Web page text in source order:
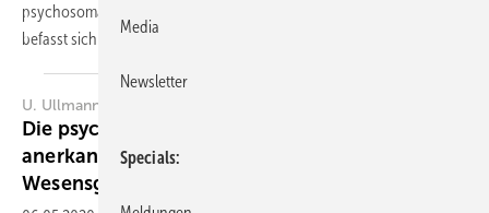
psychosomatischer Störungen (AWMF-Registernummer 051-029)
befasst sich mit Kausalitätsfragen bei
U. Ullmann, C. Drechsel-Schlund
Die psychoreaktive Störung – Unrichtig
anerkannt oder Verschiebung der
Wesensgrundlage?
Media
Newsletter
Specials